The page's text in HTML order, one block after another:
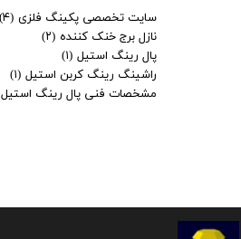
سایت تخصصی پکینگ فلزی (۴)
نازل برج خنک کننده (۲)
پال رینگ استیل (۱)
راشینگ رینگ کربن استیل (۱)
مشخصات فنی پال رینگ استیل